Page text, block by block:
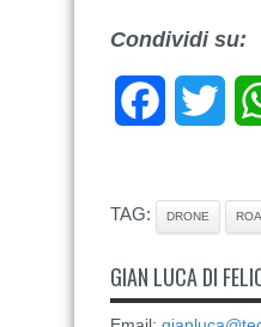
Condividi su:
Facebook
TAG: DRONE
GIAN LUCA DI